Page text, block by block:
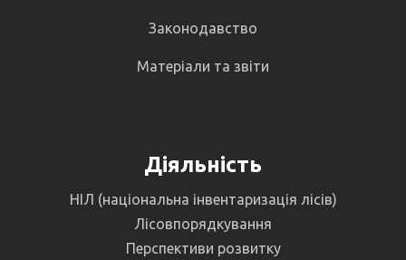
Законодавство
Матеріали та звіти
Діяльність
НІЛ (національна інвентаризація лісів)
Лісовпорядкування
Перспективи розвитку